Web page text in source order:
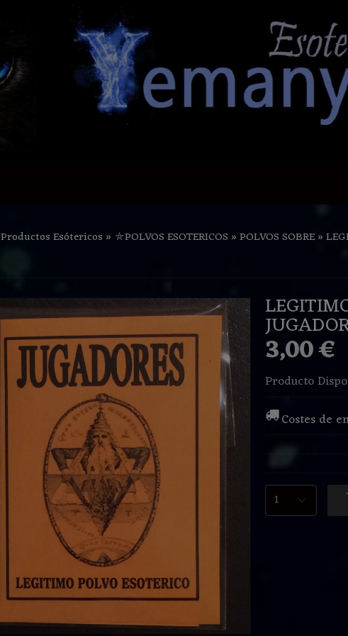
Productos Esótericos » ⛤POLVOS ESOTERICOS »POLVOS SOBRE»
3,00 €
Producto
Costes de